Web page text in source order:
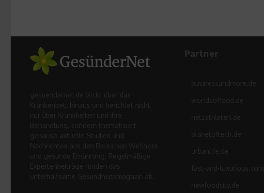
gesuendernet.de blickt über das
Krankenbett hinaus und berichtet nicht
nur über Krankheiten und ihre
Behandlung, sondern thematisiert
genauso aktuelle Studien und
Nachrichten aus den Bereichen Wellness
und gesunde Ernährung. Regelmäßige
Expertenbeiträge runden das
unterhaltsame Gesundheitsmagazin ab.
Partner
businessandmore.de
worldsoffood.de
netzathleten.de
planetoftech.de
urbanlife.de
fast-and-luxurious.com
newfoodcity.de